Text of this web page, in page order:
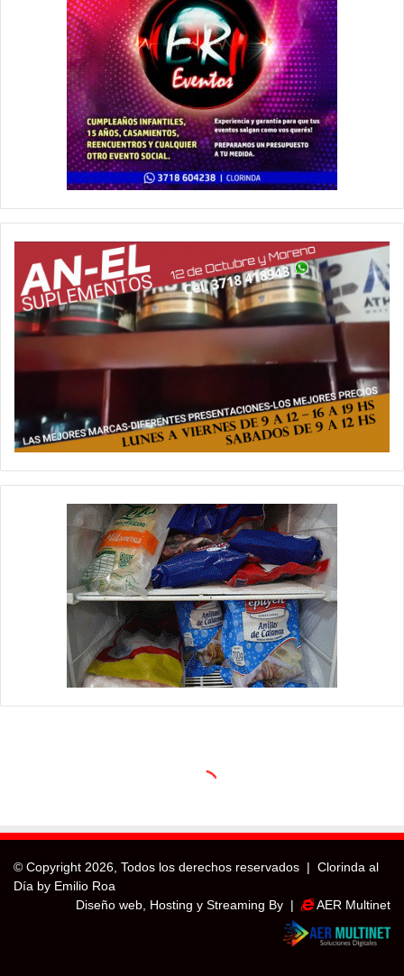
© Copyright 2026, Todos los derechos reservados | Clorinda al
Día by Emilio Roa
Diseño web, Hosting y Streaming By |
AER Multinet